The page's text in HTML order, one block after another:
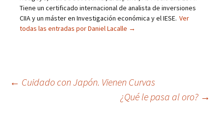
Tiene un certificado internacional de analista de inversiones
CIIA y un máster en Investigación económica y el IESE. Ver
todas las entradas por Daniel Lacalle →
Navegación
← Cuidado con Japón. Vienen Curvas
¿Qué le pasa al oro? →